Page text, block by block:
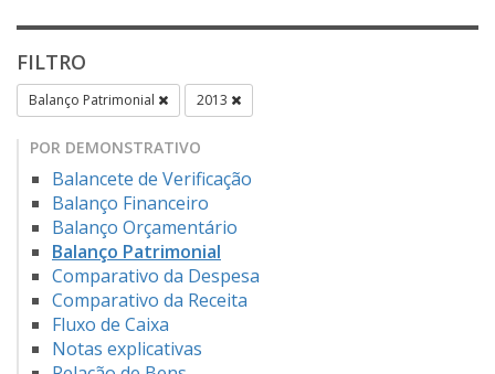
FILTRO
Balanço Patrimonial 2013
POR DEMONSTRATIVO
Balancete de Verificação
Balanço Financeiro
Balanço Orçamentário
Balanço Patrimonial
Comparativo da Despesa
Comparativo da Receita
Fluxo de Caixa
Notas explicativas